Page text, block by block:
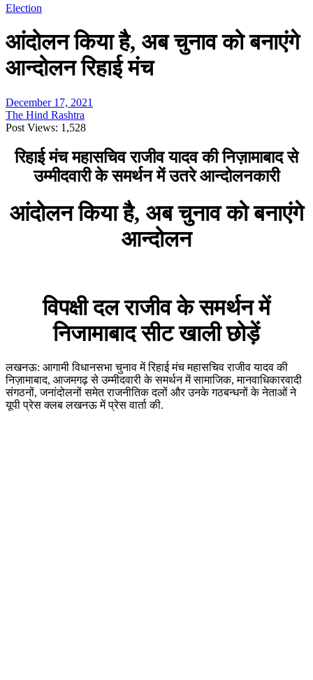
Election
आंदोलन किया है, अब चुनाव को बनाएंगे
आन्दोलन रिहाई मंच
December 17, 2021
The Hind Rashtra
Post Views: 1,528
रिहाई मंच महासचिव राजीव यादव की निज़ामाबाद से
उम्मीदवारी के समर्थन में उतरे आन्दोलनकारी
आंदोलन किया है, अब चुनाव को बनाएंगे
आन्दोलन
विपक्षी दल राजीव के समर्थन में
निजामाबाद सीट खाली छोड़ें
लखनऊ: आगामी विधानसभा चुनाव में रिहाई मंच महासचिव राजीव यादव की
निज़ामाबाद, आजमगढ़ से उम्मीदवारी के समर्थन में सामाजिक, मानवाधिकारवादी
संगठनों, जनांदोलनों समेत राजनीतिक दलों और उनके गठबन्धनों के नेताओं ने
यूपी प्रेस क्लब लखनऊ में प्रेस वार्ता की.